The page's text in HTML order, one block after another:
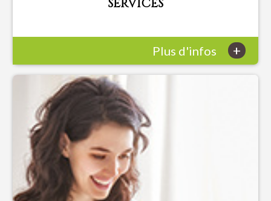
Plus d'infos +